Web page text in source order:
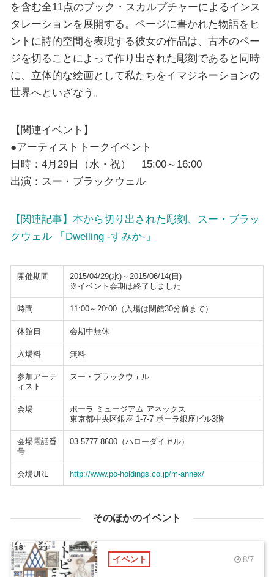
を含む全11点のブック・スカルプチャーによるインス
タレーションを展開する。ページに書かれた物語をヒ
ントに詩的空間を表現する彼女の作品は、古本のペー
ジを切ることによって作り出された彫刻であると同時
に、立体的な絵画として私たちをイマジネーションの
世界へといざなう。
【関連イベント】
●アーティストトークイベント
日時：4月29日（水・祝） 15:00～16:00
出演：スー・ブラックウェル
【関連記事】本から切り出された彫刻、スー・ブラッ
クウェル 「Dwelling -すみか-」
開催期間
2015/04/29(水)～2015/06/14(日)
※イベント会期は終了しました
時間 11:00～20:00（入場は閉館30分前まで）
休館日 会期中無休
入場料 無料
参加アーテ
ィスト
スー・ブラックウェル
会場
ポーラ ミュージアム アネックス
東京都中央区銀座 1-7-7 ポーラ銀座ビル3階
会場電話番
号
03-5777-8600（ハローダイヤル）
会場URL http://www.po-holdings.co.jp/m-annex/
そのほかのイベント
イベント 8/7